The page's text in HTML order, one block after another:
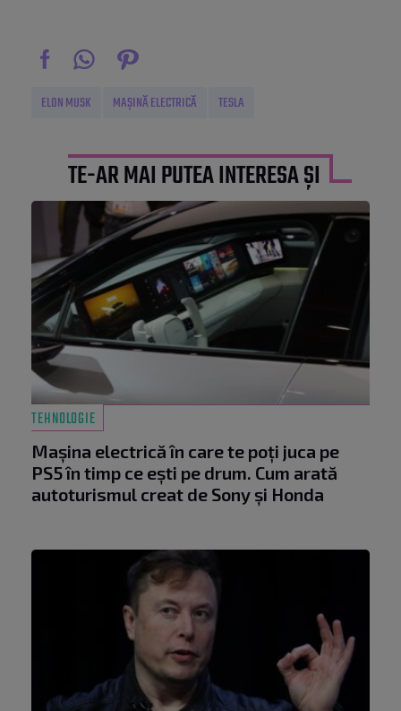
ELON MUSK MAȘINĂ ELECTRICĂ TESLA
TE-AR MAI PUTEA INTERESA ȘI
TEHNOLOGIE
Mașina electrică în care te poți juca pe
PS5 în timp ce ești pe drum. Cum arată
autoturismul creat de Sony și Honda